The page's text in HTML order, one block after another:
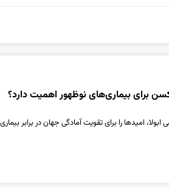
برای بیماری‌های نوظهور اهمیت دارد؟
امیدها را برای تقویت آمادگی جهان در برابر